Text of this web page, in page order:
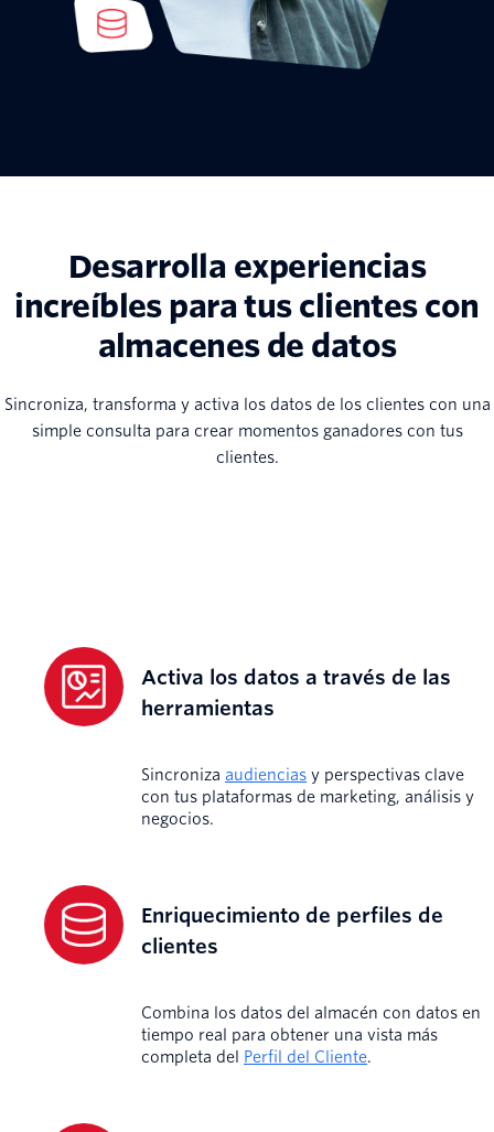
Desarrolla experiencias
increíbles para tus clientes con
almacenes de datos
Sincroniza, transforma y activa los datos de los clientes con una
simple consulta para crear momentos ganadores con tus
clientes.
Activa los datos a través de las
herramientas
Sincroniza audiencias y perspectivas clave
con tus plataformas de marketing, análisis y
negocios.
Enriquecimiento de perfiles de
clientes
Combina los datos del almacén con datos en
tiempo real para obtener una vista más
completa del
Perfil del Cliente.